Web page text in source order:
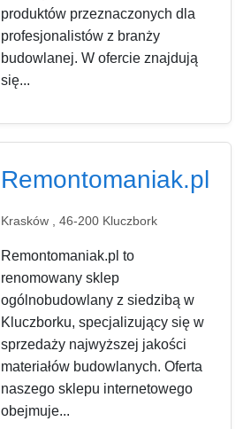
produktów przeznaczonych dla
profesjonalistów z branży
budowlanej. W ofercie znajdują
się...
Remontomaniak.pl
Krasków , 46-200 Kluczbork
Remontomaniak.pl to
renomowany sklep
ogólnobudowlany z siedzibą w
Kluczborku, specjalizujący się w
sprzedaży najwyższej jakości
materiałów budowlanych. Oferta
naszego sklepu internetowego
obejmuje...